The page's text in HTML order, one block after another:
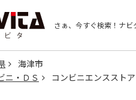
さぁ、今すぐ検索！ ナビ
海津市
ニ・ＤＳ コンビニエンスストア